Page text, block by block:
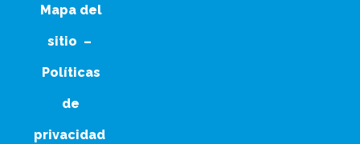
Mapa del
sitio –
Políticas
de
privacidad